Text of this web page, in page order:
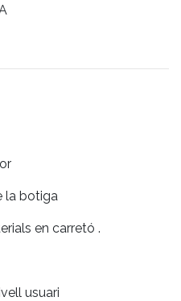
la botiga
en carretó .
usuari